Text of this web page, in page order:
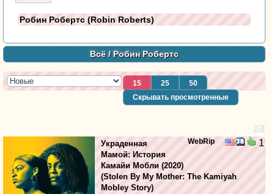
Робин Робертс (Robin Roberts)
Всё/ Робин Робертс
15 25
50
Скрывать просмотренные
WebRip 1
Украденная
Мамой: История
Камайи Мобли (2020)
(Stolen By My Mother: The Kamiyah
Mobley Story)